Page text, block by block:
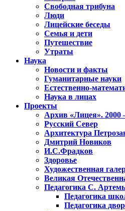
Свободная трибуна
Люди
Лицейские беседы
Семья и дети
Путешествие
Утраты
Наука
Новости и факты
Гуманитарные науки
Естественно-
Наука в лицах
Проекты
Архив «Лицея». 2000
Русский Север
Архитектура
Дмитрий Новиков
И.С.Фрадков
Здоровье
Художественная
Великая
Педагогика С.
Педагогика
Педагогика